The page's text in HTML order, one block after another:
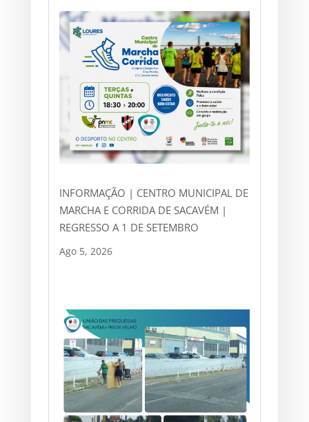
INFORMAÇÃO | CENTRO MUNICIPAL DE
MARCHA E CORRIDA DE SACAVÉM |
REGRESSO A 1 DE SETEMBRO
Ago 5, 2026